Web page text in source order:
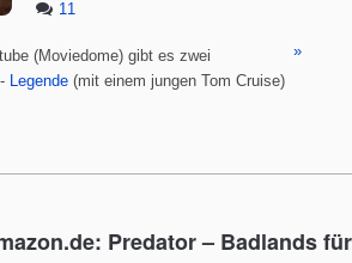
11
(Moviedome) gibt es zwei
Legende (mit einem jungen Tom Cruise)
»
Predator – Badlands